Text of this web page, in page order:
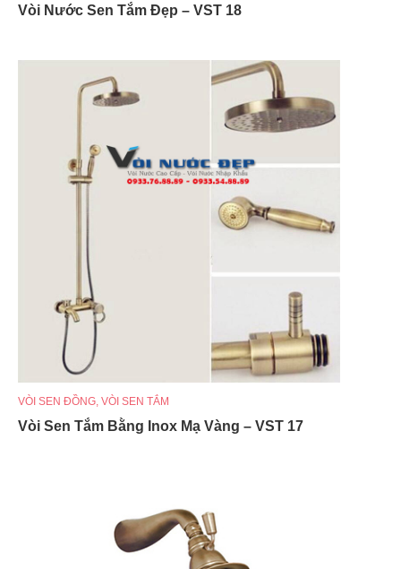
Vòi Nước Sen Tắm Đẹp – VST 18
VÒI SEN ĐỒNG VÒI SEN TẮM
Vòi Sen Tắm Bằng Inox Mạ Vàng – VST 17